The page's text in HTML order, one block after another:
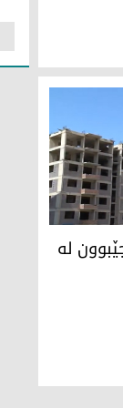
له‌